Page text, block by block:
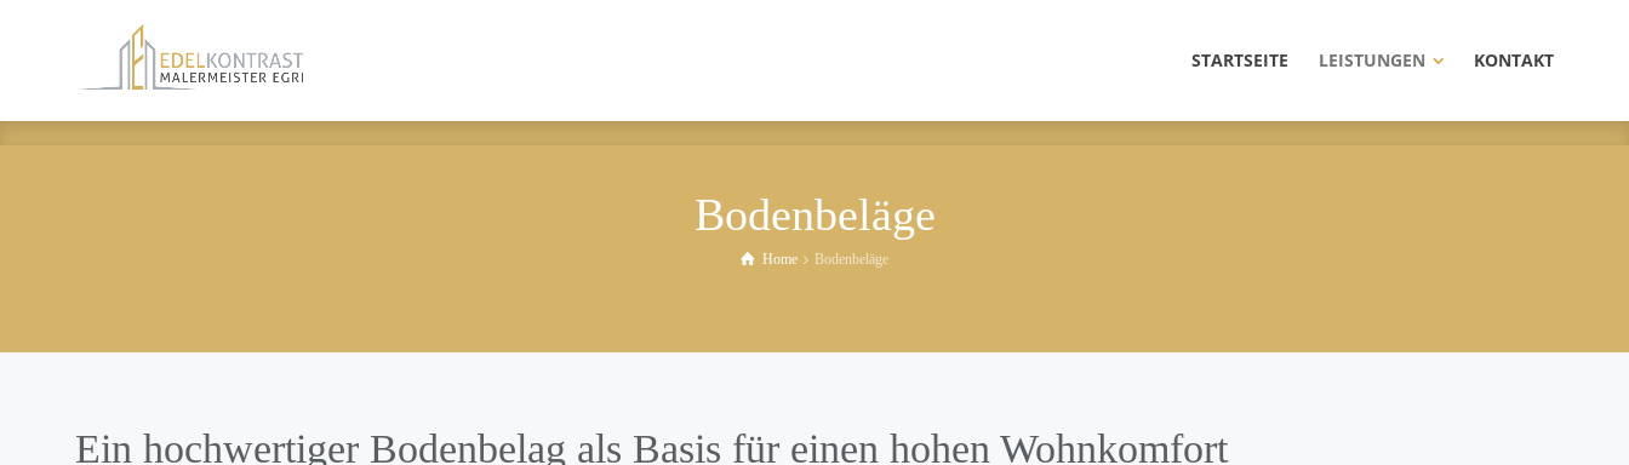
STARTSEITE LEISTUNGEN KONTAKT
Bodenbeläge
Home Bodenbeläge
Ein hochwertiger Bodenbelag als Basis für einen hohen Wohnkomfort